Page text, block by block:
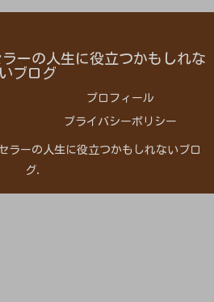
ーの人生に役立つかもしれな
いブログ
プロフィール
プライバシーポリシー
ラーの人生に役立つかもしれないブロ
グ.